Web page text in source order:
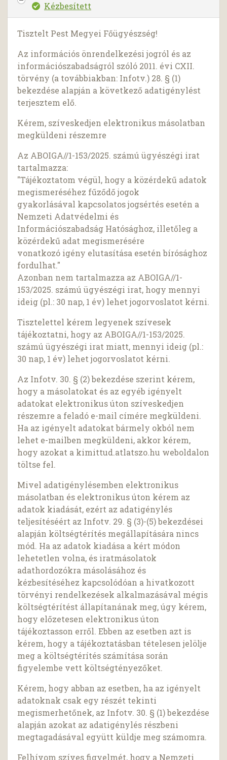
Kézbesített
Tisztelt Pest Megyei Főügyészség!
Az információs önrendelkezési jogról és az
információszabadságról szóló 2011. évi CXII.
törvény (a továbbiakban: Infotv.) 28. § (1)
bekezdése alapján a következő adatigénylést
terjesztem elő.
Kérem, szíveskedjen elektronikus másolatban
megküldeni részemre
Az ABOIGA//1-153/2025. számú ügyészégi irat
tartalmazza:
"Tájékoztatom végül, hogy a közérdekű adatok
megismeréséhez fűződő jogok
gyakorlásával kapcsolatos jogsértés esetén a
Nemzeti Adatvédelmi és
Információszabadság Hatósághoz, illetőleg a
közérdekű adat megismerésére
vonatkozó igény elutasítása esetén bírósághoz
fordulhat."
Azonban nem tartalmazza az ABOIGA//1-
153/2025. számú ügyészégi irat, hogy mennyi
ideig (pl.: 30 nap, 1 év) lehet jogorvoslatot kérni.
Tisztelettel kérem legyenek szívesek
tájékoztatni, hogy az ABOIGA//1-153/2025.
számú ügyészégi irat miatt, mennyi ideig (pl.:
30 nap, 1 év) lehet jogorvoslatot kérni.
Az Infotv. 30. § (2) bekezdése szerint kérem,
hogy a másolatokat és az egyéb igényelt
adatokat elektronikus úton szíveskedjen
részemre a feladó e-mail címére megküldeni.
Ha az igényelt adatokat bármely okból nem
lehet e-mailben megküldeni, akkor kérem,
hogy azokat a kimittud.atlatszo.hu weboldalon
töltse fel.
Mivel adatigénylésemben elektronikus
másolatban és elektronikus úton kérem az
adatok kiadását, ezért az adatigénylés
teljesítéséért az Infotv. 29. § (3)-(5) bekezdései
alapján költségtérítés megállapítására nincs
mód. Ha az adatok kiadása a kért módon
lehetetlen volna, és iratmásolatok
adathordozókra másolásához és
kézbesítéséhez kapcsolódóan a hivatkozott
törvényi rendelkezések alkalmazásával mégis
költségtérítést állapítanának meg, úgy kérem,
hogy előzetesen elektronikus úton
tájékoztasson erről. Ebben az esetben azt is
kérem, hogy a tájékoztatásban tételesen jelölje
meg a költségtérítés számítása során
figyelembe vett költségtényezőket.
Kérem, hogy abban az esetben, ha az igényelt
adatoknak csak egy részét tekinti
megismerhetőnek, az Infotv. 30. § (1) bekezdése
alapján azokat az adatigénylés részbeni
megtagadásával együtt küldje meg számomra.
Felhívom szíves figyelmét, hogy a Nemzeti